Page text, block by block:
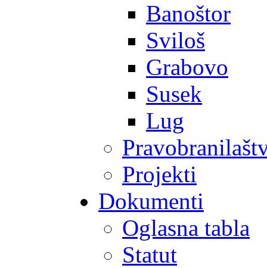
Banoštor
Sviloš
Grabovo
Susek
Lug
Projekti
Dokumenti
Oglasna tabla
Statut